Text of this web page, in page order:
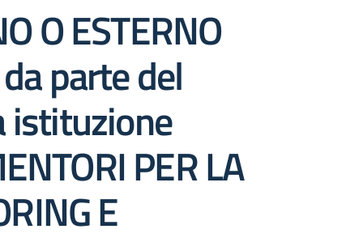
O ESTERNO
parte del
istituzione
PER LA
E